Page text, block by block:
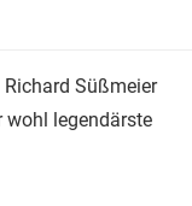
Süßmeier
wohl legendärste